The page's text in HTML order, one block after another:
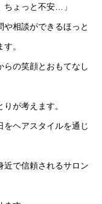
ちょっと不安…」
相談ができるほっと
。
らの笑顔とおもてなし
が考えます。
をヘアスタイルを通じ
近で信頼されるサロン